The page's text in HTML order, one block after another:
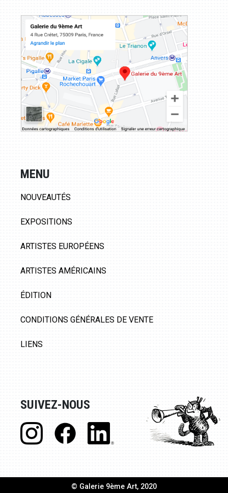
MENU
NOUVEAUTÉS
EXPOSITIONS
ARTISTES EUROPÉENS
ARTISTES AMÉRICAINS
ÉDITION
CONDITIONS GÉNÉRALES DE VENTE
LIENS
SUIVEZ-NOUS
© Galerie 9ème Art, 2020